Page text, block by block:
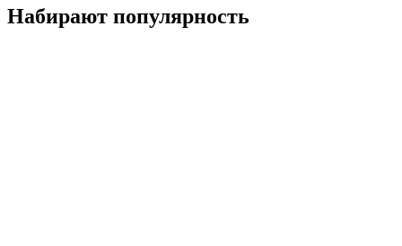
Набирают популярность